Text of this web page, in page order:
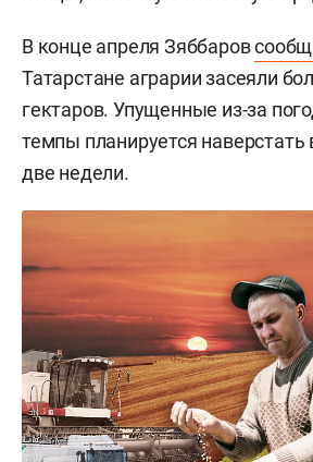
В конце апреля Зяббаров
Татарстане аграрии засеяли
гектаров. Упущенные из-за
темпы планируется
две недели.